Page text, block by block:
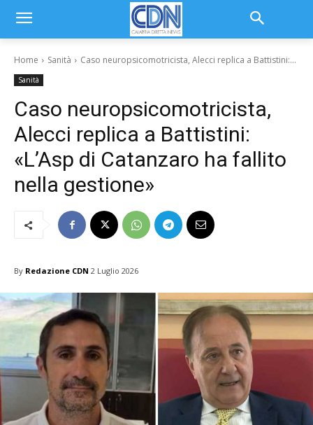
Home Sanità Caso neuropsicomotricista, Alecci replica a Battistini:...
Sanità
Caso neuropsicomotricista,
Alecci replica a Battistini:
«L’Asp di Catanzaro ha fallito
nella gestione»
By Redazione CDN 2 Luglio 2026